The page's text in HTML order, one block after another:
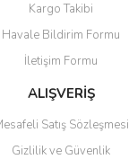
eksik bilgiler bulunuyor.
bulunuyor.
daha pahalı.
alternatifler olmalı.
Kargo Takibi
Havale Bildirim Formu
İletişim Formu
ALIŞVERİŞ
Satış Sözleşmesi
Gizlilik ve Güvenlik